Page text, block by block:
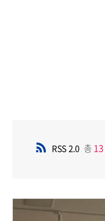
RSS 2.0 총13